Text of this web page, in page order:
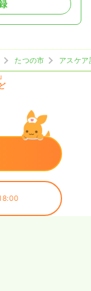
たつの市
アスケ